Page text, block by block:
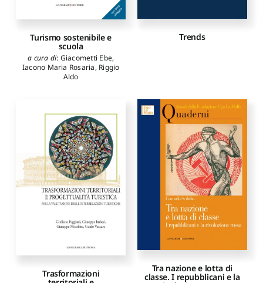
Turismo sostenibile e
scuola
a cura di: Giacometti Ebe,
Iacono Maria Rosaria, Riggio
Aldo
Trends
Trasformazioni Tra nazione e lotta di
classe. I repubblicani e la